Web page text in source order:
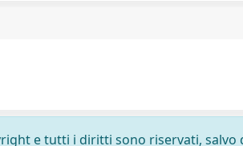
e tutti i diritti sono riservati, salvo